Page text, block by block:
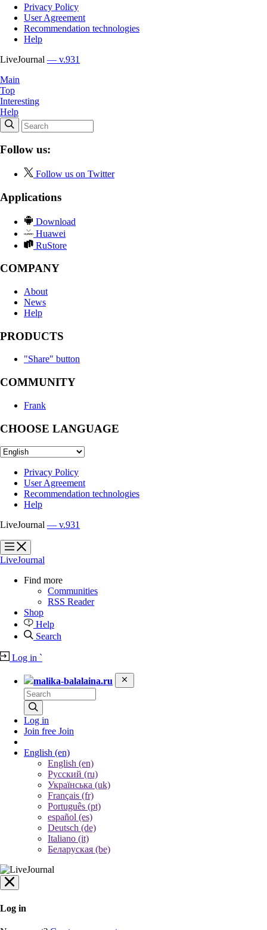
Privacy Policy
User Agreement
Recommendation technologies
Help
LiveJournal — v.931
Main
Top
Interesting
Help
Follow us:
Follow us on Twitter
Applications
Download
Huawei
RuStore
COMPANY
About
News
Help
PRODUCTS
"Share" button
COMMUNITY
Frank
CHOOSE LANGUAGE
Privacy Policy
User Agreement
Recommendation technologies
Help
LiveJournal — v.931
?
?
LiveJournal
Find more
Communities
RSS Reader
Shop
Help
Search
Log in `
malika-balalaina.ru
Log in
Join free Join
English (en)
English (en)
Русский (ru)
Українська (uk)
Français (fr)
Português (pt)
español (es)
Deutsch (de)
Italiano (it)
Беларуская (be)
Log in